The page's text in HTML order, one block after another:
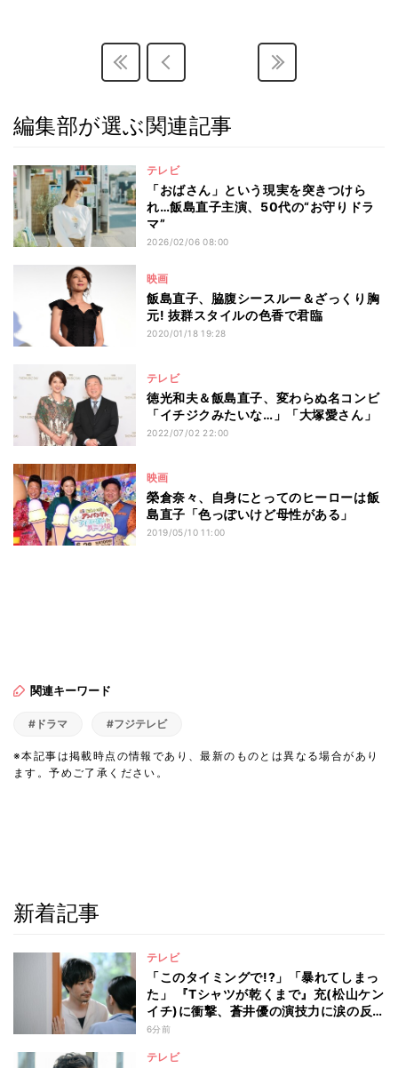
編集部が選ぶ関連記事
テレビ
「おばさん」という現実を突きつけら
れ…飯島直子主演、50代の“お守りドラ
マ”
2026/02/06 08:00
映画
飯島直子、脇腹シースルー＆ざっくり胸
元! 抜群スタイルの色香で君臨
2020/01/18 19:28
テレビ
徳光和夫＆飯島直子、変わらぬ名コンビ
「イチジクみたいな…」「大塚愛さん」
2022/07/02 22:00
映画
榮倉奈々、自身にとってのヒーローは飯
島直子「色っぽいけど母性がある」
2019/05/10 11:00
関連キーワード
#ドラマ #フジテレビ
※本記事は掲載時点の情報であり、最新のものとは異なる場合があり
ます。予めご了承ください。
新着記事
テレビ
「このタイミングで!?」「暴れてしまっ
た」 『Tシャツが乾くまで』充(松山ケン
イチ)に衝撃、蒼井優の演技力に涙の反
響も
6分前
テレビ